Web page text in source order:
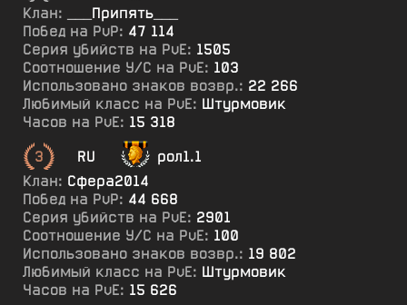
Клан:
___Припять___
Побед на PvP: 47 114
Серия убийств на PvE: 1505
Соотношение У/С на PvE: 103
Использовано знаков возвр.: 22 266
Любимый класс на PvE: Штурмовик
Часов на PvE: 15 318
3
RU
рол1.1
Клан: Сфера2014
Побед на PvP: 44 668
Серия убийств на PvE: 2901
Соотношение У/С на PvE: 100
Использовано знаков возвр.: 19 802
Любимый класс на PvE: Штурмовик
Часов на PvE: 15 626